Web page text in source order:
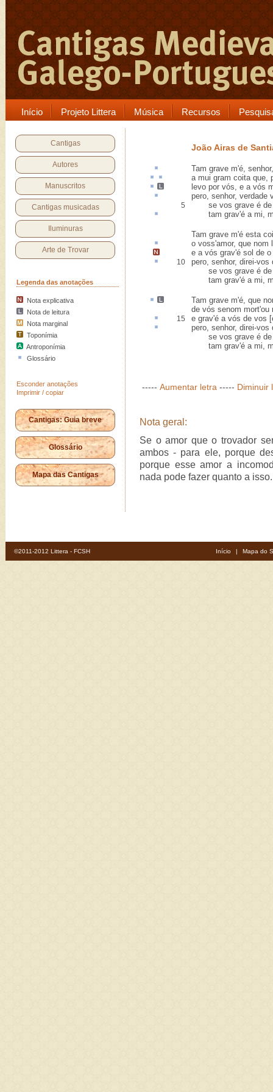
Início Projeto Littera Música Recursos
Cantigas
Autores
Manuscritos
Cantigas musicadas
Iluminuras
Arte de Trovar
Legenda das anotações
Nota explicativa
Nota de leitura
Nota marginal
Toponímia
Antroponímia
Glossário
Esconder anotações
Imprimir / copiar
Cantigas: Guia breve
Glossário
Mapa das Cantigas
João Airas de
Tam grave m'é,
a mui gram coitaque,
levo por vós, e a vós
pero, senhor, verdade
5
se vos grave é de
tam grav'é a mi,
Tam grave m'é esta
o voss'amor, que nom
e a vós grav'é sol de o
10
pero, senhor, direi-
se vos grave é de
tam grav'é a mi,
Tam grave m'é, que
de vós senom mort'ou
15
e grav'é a vós de vos
pero, senhor, direi-vos
se vos grave é de
tam grav'é a mi,
----- Aumentar letra ----- Diminuir
Nota geral:
Se o amor que o trovador
ambos - para ele, porque
porque esse amor a
nada pode fazer quanto a isso.
©2011-2012 Littera - FCSH Início | Mapa do